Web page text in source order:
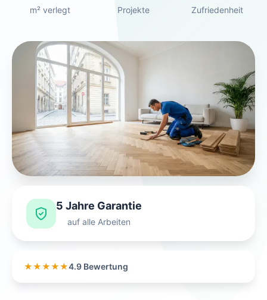
m² verlegt Projekte Zufriedenheit
5 Jahre Garantie
auf alle Arbeiten
★★★★★4.9 Bewertung